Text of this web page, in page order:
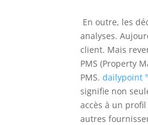
En outre, les
analyses.
client. Mais
PMS (Property
PMS. dailypoint
signifie non
accès à un
autres